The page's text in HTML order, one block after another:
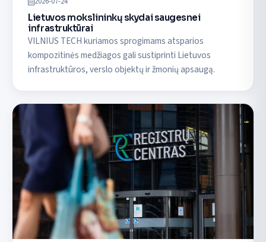
Lietuvos mokslininkų skydai saugesnei
infrastruktūrai
VILNIUS TECH kuriamos sprogimams atsparios
kompozitinės medžiagos gali sustiprinti Lietuvos
infrastruktūros, verslo objektų ir žmonių apsaugą.